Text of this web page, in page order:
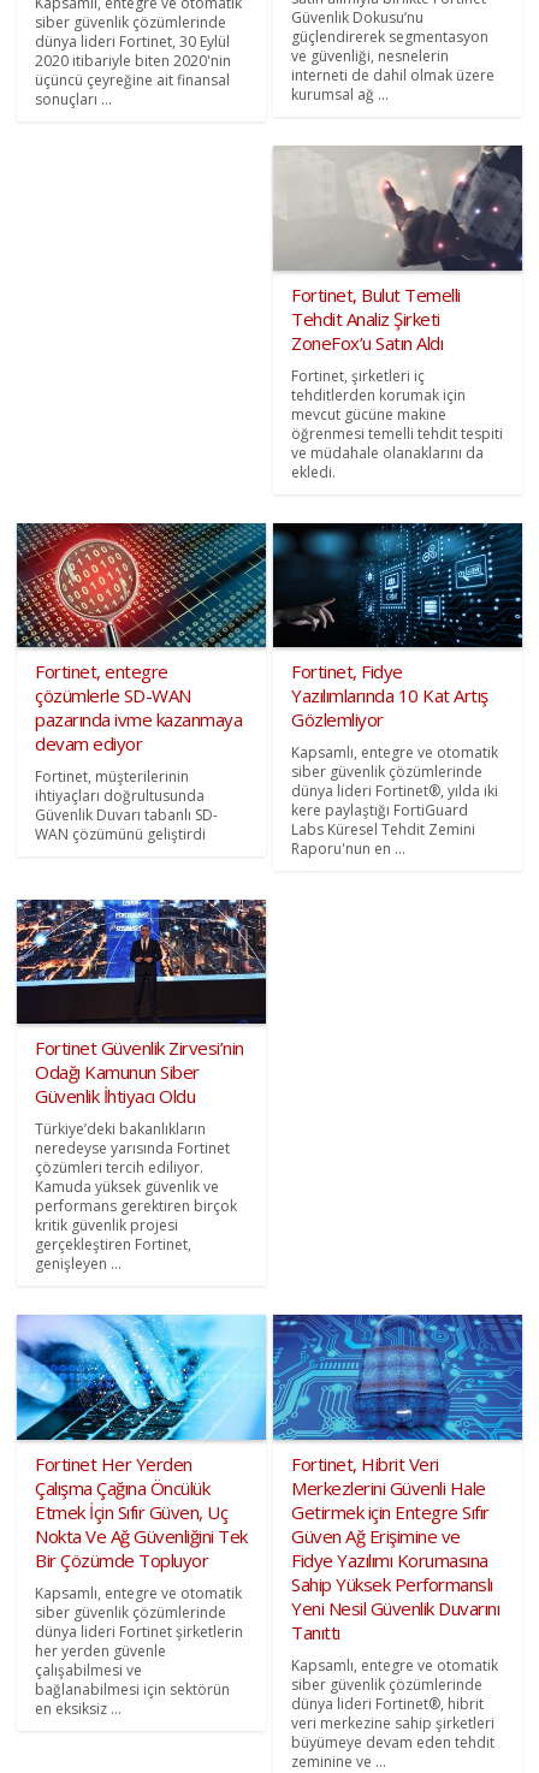
siber güvenlik çözümlerinde
dünya lideri Fortinet, 30 Eylül
2020 itibariyle biten 2020'nin
üçüncü çeyreğine ait finansal
sonuçları ...
Güvenlik Dokusu’nu
güçlendirerek segmentasyon
ve güvenliği, nesnelerin
interneti de dahil olmak üzere
kurumsal ağ ...
Fortinet, Bulut Temelli
Tehdit Analiz Şirketi
ZoneFox’u Satın Aldı
Fortinet, şirketleri iç
tehditlerden korumak için
mevcut gücüne makine
öğrenmesi temelli tehdit tespiti
ve müdahale olanaklarını da
ekledi.
Fortinet, entegre
çözümlerle SD-WAN
pazarında ivme kazanmaya
devam ediyor
Fortinet, müşterilerinin
ihtiyaçları doğrultusunda
Güvenlik Duvarı tabanlı SD-
WAN çözümünü geliştirdi
Fortinet, Fidye
Yazılımlarında 10 Kat Artış
Gözlemliyor
Kapsamlı, entegre ve otomatik
siber güvenlik çözümlerinde
dünya lideri Fortinet®, yılda iki
kere paylaştığı FortiGuard
Labs Küresel Tehdit Zemini
Raporu'nun en ...
Fortinet Güvenlik Zirvesi’nin
Odağı Kamunun Siber
Güvenlik İhtiyacı Oldu
Türkiye’deki bakanlıkların
neredeyse yarısında Fortinet
çözümleri tercih ediliyor.
Kamuda yüksek güvenlik ve
performans gerektiren birçok
kritik güvenlik projesi
gerçekleştiren Fortinet,
genişleyen ...
Fortinet Her Yerden
Çalışma Çağına Öncülük
Etmek İçin Sıfır Güven, Uç
Nokta Ve Ağ Güvenliğini Tek
Bir Çözümde Topluyor
Kapsamlı, entegre ve otomatik
siber güvenlik çözümlerinde
dünya lideri Fortinet şirketlerin
her yerden güvenle
çalışabilmesi ve
bağlanabilmesi için sektörün
en eksiksiz ...
Fortinet, Hibrit Veri
Merkezlerini Güvenli Hale
Getirmek için Entegre Sıfır
Güven Ağ Erişimine ve
Fidye Yazılımı Korumasına
Sahip Yüksek Performanslı
Yeni Nesil Güvenlik Duvarını
Tanıttı
Kapsamlı, entegre ve otomatik
siber güvenlik çözümlerinde
dünya lideri Fortinet®, hibrit
veri merkezine sahip şirketleri
büyümeye devam eden tehdit
zeminine ve ...